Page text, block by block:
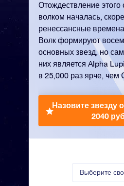
Выберите
Отождествление этого
волком началась,
ренессансные
Волк формируют
основных звезд, но
них является Alpha
в 25,000 раз ярче, чем
Назовите звезду
2040